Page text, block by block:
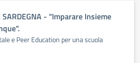
SARDEGNA - "Imparare Insieme
e Peer Education per una scuola